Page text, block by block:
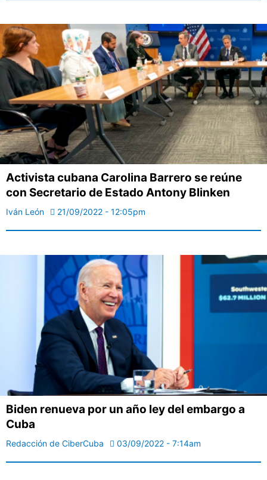
Activista cubana Carolina Barrero se reúne
con Secretario de Estado Antony Blinken
Iván León 21/09/2022 - 12:05pm
Biden renueva por un año ley del embargo a
Cuba
Redacción de CiberCuba 03/09/2022 - 7:14am